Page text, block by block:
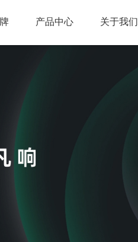
产品中心 关于我们